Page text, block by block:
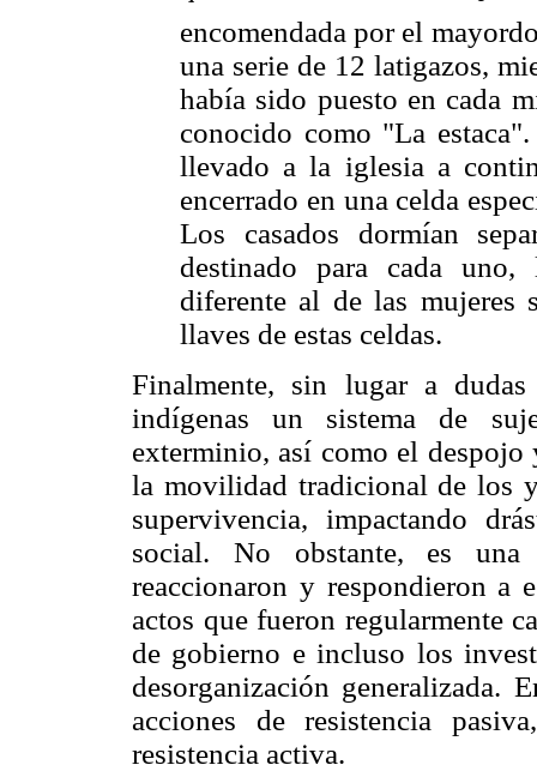
encomendada por el
una serie de 12 latigazos,
había sido puesto en cada
conocido como "La
llevado a la iglesia a
encerrado en una celda
Los casados dormían
destinado para cada
diferente al de las mujeres
llaves de estas celdas.
Finalmente, sin lugar a
indígenas un sistema de
exterminio, así como el
la movilidad tradicional de los
supervivencia, impactando
social. No obstante, es una
reaccionaron y respondieron a
actos que fueron regularmente
de gobierno e incluso los
desorganización generalizada.
acciones de resistencia
resistencia activa.